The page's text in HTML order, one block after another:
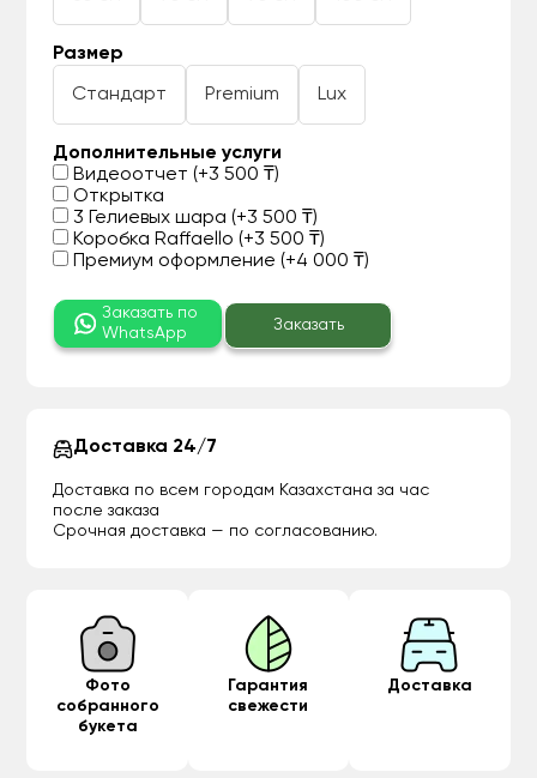
Размер
Стандарт Premium Lux
Дополнительные услуги
Видеоотчет (+3 500 ₸)
Открытка
3 Гелиевых шара (+3 500 ₸)
Коробка Raffaello (+3 500 ₸)
Премиум оформление (+4 000 ₸)
Заказать по
WhatsApp
Заказать
Доставка 24/7
Доставка по всем городам Казахстана за час
после заказа
Срочная доставка — по согласованию.
Фото
собранного
букета
Гарантия
свежести
Доставка